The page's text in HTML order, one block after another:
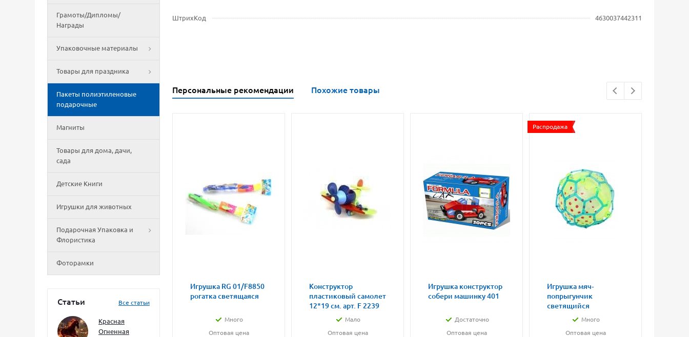
Грамоты/Дипломы/
Награды
Упаковочные материалы
Товары для праздника
Пакеты полиэтиленовые
подарочные
Магниты
Товары для дома, дачи,
сада
Детские Книги
Игрушки для животных
Подарочная Упаковка и
Флористика
Фоторамки
Статьи Все статьи
Красная
Огненная
ШтрихКод 4630037442311
Персональные рекомендации Похожие товары
Игрушка RG 01/F8850
рогатка светящаяся
Много
Оптовая цена
Конструктор
пластиковый самолет
12*19 см. арт. F 2239
Мало
Оптовая цена
Игрушка конструктор
собери машинку 401
Достаточно
Оптовая цена
Распродажа
Игрушка мяч-
попрыгунчик
светящийся
Много
Оптовая цена